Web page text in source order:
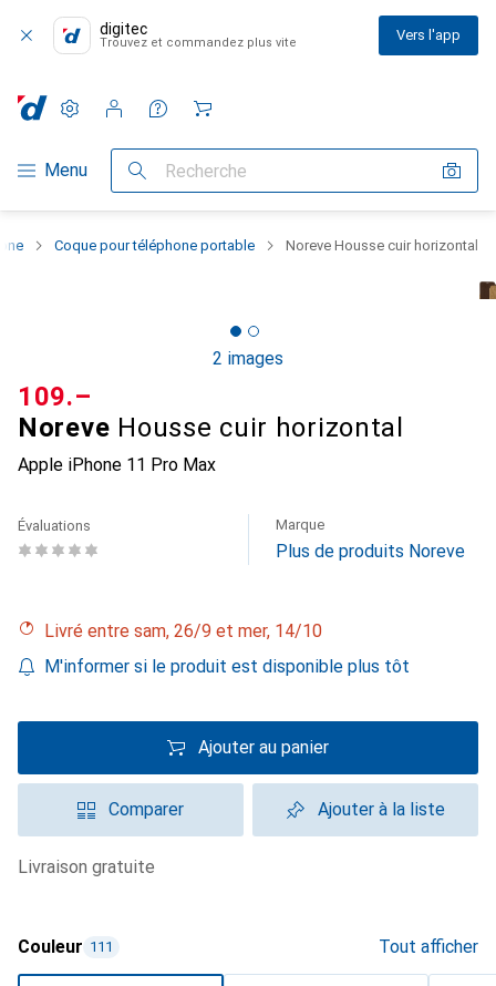
digitec
Trouvez et commandez plus vite Vers l'app
Navigation par catégorie
Menu Recherche
Paramètres
Compte client
Listes de comparaison
Listes d'envies
Panier
Coque pour téléphone portable Noreve Housse cuir horizontal
2 images
Noreve Housse cuir horizontal
Apple iPhone 11 Pro Max
CHF
109.–
Évaluations Marque
Plus de produits Noreve
Livré entre sam, 26/9 et mer, 14/10
M'informer si le produit est disponible plus tôt
Ajouter au panier
Comparer Ajouter à la liste
livraison gratuite
Couleur 111 Tout afficher